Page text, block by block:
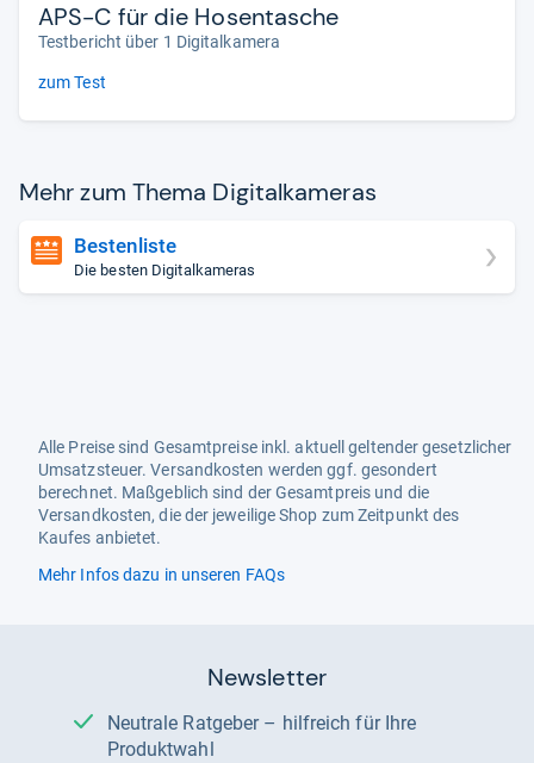
APS-C für die Hosentasche
Testbericht über 1 Digitalkamera
zum Test
Mehr zum Thema Digi­tal­ka­me­ras
Bestenliste
Die besten Digitalkameras
Alle Preise sind Gesamtpreise inkl. aktuell geltender gesetzlicher
Umsatzsteuer. Versandkosten werden ggf. gesondert
berechnet. Maßgeblich sind der Gesamtpreis und die
Versandkosten, die der jeweilige Shop zum Zeitpunkt des
Kaufes anbietet.
Mehr Infos dazu in unseren FAQs
Newsletter
Neutrale Ratgeber – hilfreich für Ihre
Produktwahl